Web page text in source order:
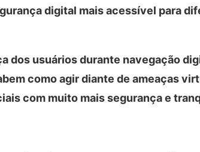
digital mais acessível para
usuários durante navegação
como agir diante de ameaças
com muito mais segurança e